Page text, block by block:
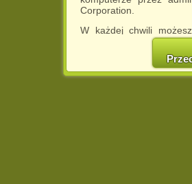
Corporation.
W każdej chwili
cookies w swojej
w naszej
http://chomikuj.pl/